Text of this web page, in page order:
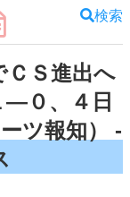
検索
ＣＳ進出へ
０、４日
ツ報知） -